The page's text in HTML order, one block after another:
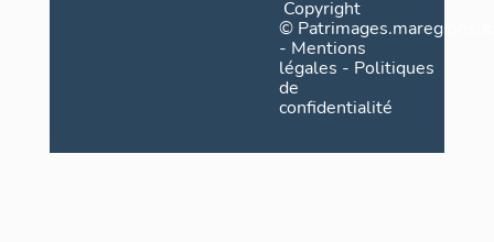
Copyright
©
- Mentions
légales - Politiques
de
confidentialité